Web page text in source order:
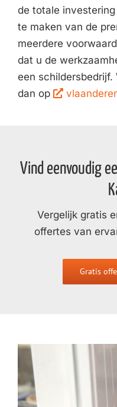
de totale
te maken van de
meerdere
dat u de
een schildersbedrijf.
dan op
Vind eenvoudig
Vergelijk gratis
offertes van
Gratis